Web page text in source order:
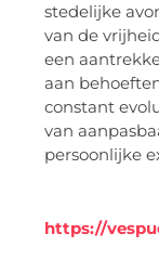
stedelijke
van de
een
aan
constant
van
persoonlijke
https://